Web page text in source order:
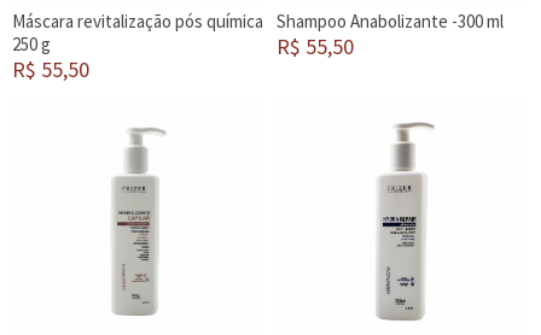
Máscara revitalização pós química
250 g
R$ 55,50
Shampoo Anabolizante -300 ml
R$ 55,50